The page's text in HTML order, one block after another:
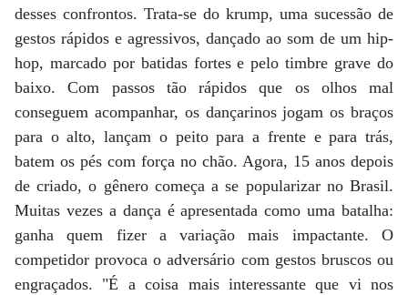
desses confrontos. Trata-se do krump, uma sucessão de
gestos rápidos e agressivos, dançado ao som de um hip-
hop, marcado por batidas fortes e pelo timbre grave do
baixo. Com passos tão rápidos que os olhos mal
conseguem acompanhar, os dançarinos jogam os braços
para o alto, lançam o peito para a frente e para trás,
batem os pés com força no chão. Agora, 15 anos depois
de criado, o gênero começa a se popularizar no Brasil.
Muitas vezes a dança é apresentada como uma batalha:
ganha quem fizer a variação mais impactante. O
competidor provoca o adversário com gestos bruscos ou
engraçados. "É a coisa mais interessante que vi nos